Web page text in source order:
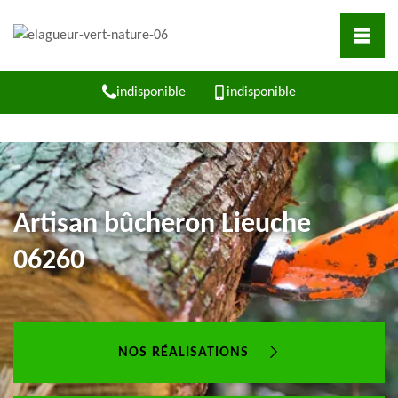
indisponible indisponible
Artisan bûcheron Lieuche
06260
NOS RÉALISATIONS